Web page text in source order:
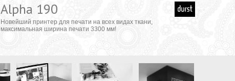
Alpha 190
Новейший принтер для печати на всех видах ткани,
максимальная ширина печати 3300 мм!